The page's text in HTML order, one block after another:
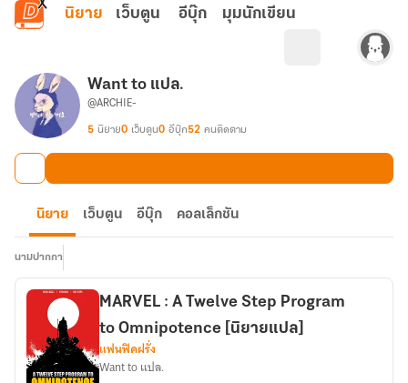
ข้ามไปยังเนื้อหาหลัก
นิยาย เว็บตูน อีบุ๊ก มุมนักเขียน
Want to แปล.
@ARCHIE-
5 นิยาย0 เว็บตูน0 อีบุ๊ก52 คนติดตาม
นิยาย เว็บตูน อีบุ๊ก คอลเล็กชัน
นามปากกา
MARVEL : A Twelve Step Program
to Omnipotence [นิยายแปล]
แฟนฟิคฝรั่ง
Want to แปล.